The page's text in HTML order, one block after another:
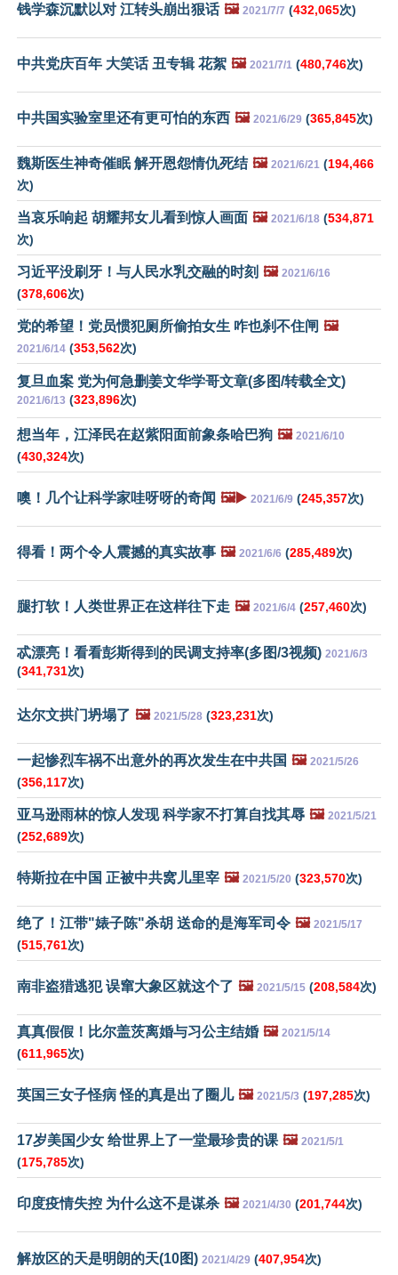
钱学森沉默以对 江转头崩出狠话 🖼️ 2021/7/7 (432,065次)
中共党庆百年 大笑话 丑专辑 花絮 🖼️ 2021/7/1 (480,746次)
中共国实验室里还有更可怕的东西 🖼️ 2021/6/29 (365,845次)
魏斯医生神奇催眠 解开恩怨情仇死结 🖼️ 2021/6/21 (194,466
次)
当哀乐响起 胡耀邦女儿看到惊人画面 🖼️ 2021/6/18 (534,871
次)
习近平没刷牙！与人民水乳交融的时刻 🖼️ 2021/6/16
(378,606次)
党的希望！党员惯犯厕所偷拍女生 咋也刹不住闸 🖼️
2021/6/14 (353,562次)
复旦血案 党为何急删姜文华学哥文章(多图/转载全文)
2021/6/13 (323,896次)
想当年，江泽民在赵紫阳面前象条哈巴狗 🖼️ 2021/6/10
(430,324次)
噢！几个让科学家哇呀呀的奇闻 🖼️▶️ 2021/6/9 (245,357次)
得看！两个令人震撼的真实故事 🖼️ 2021/6/6 (285,489次)
腿打软！人类世界正在这样往下走 🖼️ 2021/6/4 (257,460次)
忒漂亮！看看彭斯得到的民调支持率(多图/3视频) 2021/6/3
(341,731次)
达尔文拱门坍塌了 🖼️ 2021/5/28 (323,231次)
一起惨烈车祸不出意外的再次发生在中共国 🖼️ 2021/5/26
(356,117次)
亚马逊雨林的惊人发现 科学家不打算自找其辱 🖼️ 2021/5/21
(252,689次)
特斯拉在中国 正被中共窝儿里宰 🖼️ 2021/5/20 (323,570次)
绝了！江带"婊子陈"杀胡 送命的是海军司令 🖼️ 2021/5/17
(515,761次)
南非盗猎逃犯 误窜大象区就这个了 🖼️ 2021/5/15 (208,584次)
真真假假！比尔盖茨离婚与习公主结婚 🖼️ 2021/5/14
(611,965次)
英国三女子怪病 怪的真是出了圈儿 🖼️ 2021/5/3 (197,285次)
17岁美国少女 给世界上了一堂最珍贵的课 🖼️ 2021/5/1
(175,785次)
印度疫情失控 为什么这不是谋杀 🖼️ 2021/4/30 (201,744次)
解放区的天是明朗的天(10图) 2021/4/29 (407,954次)